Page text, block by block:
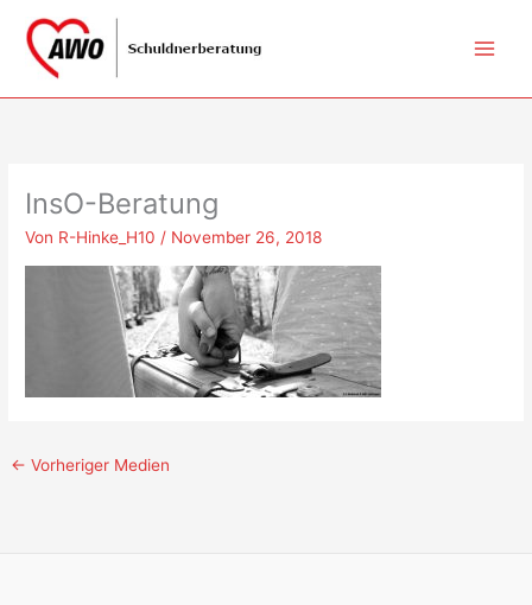
Inhalt
springen
InsO-Beratung
Von R-Hinke_H10 / November 26, 2018
← Vorheriger Medien